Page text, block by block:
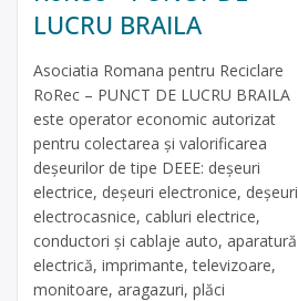
LUCRU BRAILA
Asociatia Romana pentru Reciclare
RoRec – PUNCT DE LUCRU BRAILA
este operator economic autorizat
pentru colectarea și valorificarea
deșeurilor de tipe DEEE: deșeuri
electrice, deșeuri electronice, deșeuri
electrocasnice, cabluri electrice,
conductori și cablaje auto, aparatură
electrică, imprimante, televizoare,
monitoare, aragazuri, plăci